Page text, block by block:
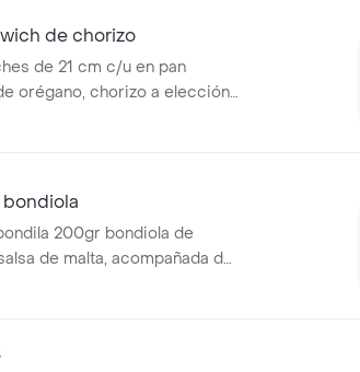
de chorizo
de 21 cm c/u en pan
orégano, chorizo a elección
bondiola
200gr bondiola de
de malta, acompañada de
papas en casco y arepa